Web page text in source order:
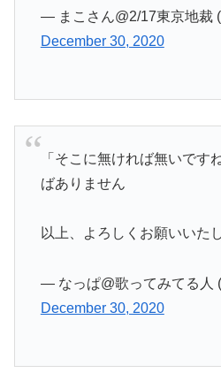
— まこさん@2/17東京地裁
December 30, 2020
「そこに無ければ無いです
ばありません
以上、よろしくお願いいた
— なっぱ@歌ってみてる人
December 30, 2020